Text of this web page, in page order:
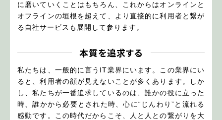
に磨いていくことはもちろん、これからはオンラインと
オフラインの垣根を超えて、より直接的に利用者と繋が
る自社サービスも展開して参ります。
本質を追求する
私たちは、一般的に言うIT業界にいます。この業界にい
ると、利用者の顔が見えないことが多くあります。しか
し、私たちが一番追求しているのは、誰かの役に立った
時、誰かから必要とされた時、心に“じんわり”と流れる
感動です。この時代だからこそ、人と人との繋がりを大